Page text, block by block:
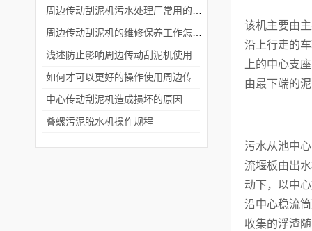
该机主要由
沿上行走的
上的中心支
由最下端的
污水从池中
流堰板由出
动下，以中
沿中心稳流
收集的浮渣
中心传动刮泥机造成损坏的原因
叠螺污泥脱水机操作规程